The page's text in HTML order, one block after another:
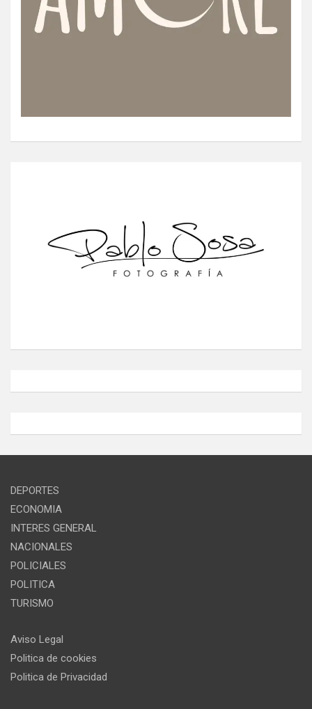
DEPORTES
ECONOMIA
INTERES GENERAL
NACIONALES
POLICIALES
POLITICA
TURISMO
Aviso Legal
Politica de cookies
Politica de Privacidad